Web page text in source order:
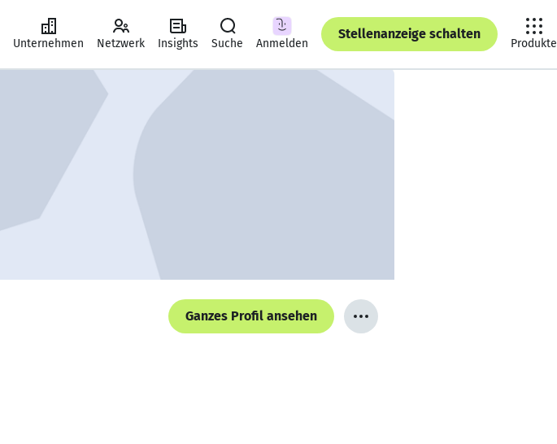
Unternehmen Netzwerk Insights Suche Anmelden
Stellenanzeige schalten
Produkte
Ganzes Profil ansehen